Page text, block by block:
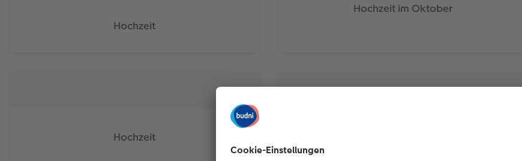
Hochzeit
Hochzeit im Oktober
Hochzeit